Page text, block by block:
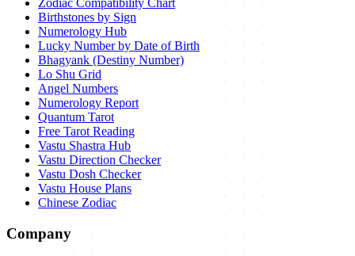
Zodiac Compatibility Chart
Birthstones by Sign
Numerology Hub
Lucky Number by Date of Birth
Bhagyank (Destiny Number)
Lo Shu Grid
Angel Numbers
Numerology Report
Quantum Tarot
Free Tarot Reading
Vastu Shastra Hub
Vastu Direction Checker
Vastu Dosh Checker
Vastu House Plans
Chinese Zodiac
Company